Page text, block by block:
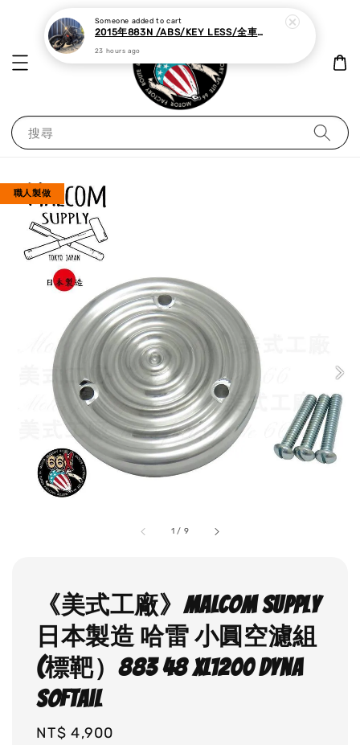
搜尋
1 / 9
職人製做
《美式工廠》Malcom supply
日本製造 哈雷 小圓空濾組
(標靶）883 48 XL1200 dyna
softail
Regular
NT$ 4,900
Someone added to cart
2015年883N /ABS/KEY LESS/全車黑化,里程極少
23 hours ago